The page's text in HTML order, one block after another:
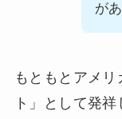
が
もともとアメ
ト」として発